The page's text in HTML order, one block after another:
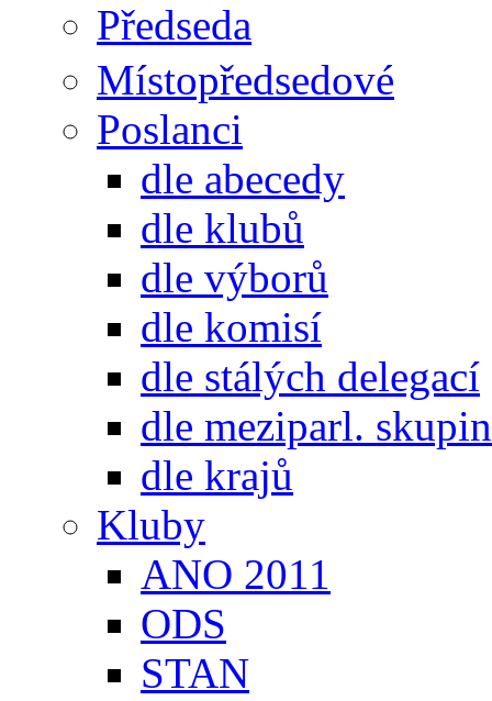
Předseda
Místopředsedové
Poslanci
dle abecedy
dle klubů
dle výborů
dle komisí
dle stálých delegací
dle meziparl. skupin
dle krajů
Kluby
ANO 2011
ODS
STAN